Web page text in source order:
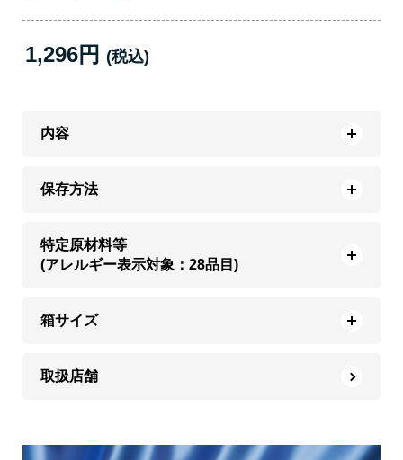
1,296円
内容
保存方法
特定原材料等
(アレルギー表示対象：28品目)
箱サイズ
取扱店舗